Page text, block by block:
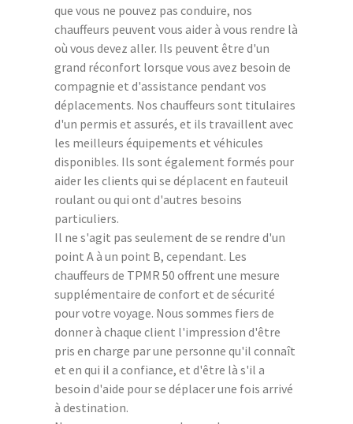
que vous ne pouvez pas conduire, nos
chauffeurs peuvent vous aider à vous rendre là
où vous devez aller. Ils peuvent être d'un
grand réconfort lorsque vous avez besoin de
compagnie et d'assistance pendant vos
déplacements. Nos chauffeurs sont titulaires
d'un permis et assurés, et ils travaillent avec
les meilleurs équipements et véhicules
disponibles. Ils sont également formés pour
aider les clients qui se déplacent en fauteuil
roulant ou qui ont d'autres besoins
particuliers.
Il ne s'agit pas seulement de se rendre d'un
point A à un point B, cependant. Les
chauffeurs de TPMR 50 offrent une mesure
supplémentaire de confort et de sécurité
pour votre voyage. Nous sommes fiers de
donner à chaque client l'impression d'être
pris en charge par une personne qu'il connaît
et en qui il a confiance, et d'être là s'il a
besoin d'aide pour se déplacer une fois arrivé
à destination.